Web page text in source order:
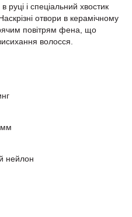
руці і спеціальний хвостик
отвори в керамічному
повітрям фена, що
волосся.
мм
нейлон